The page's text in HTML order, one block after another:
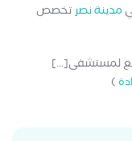
مدينة نصرتخصص
لمستشفى[...]
)